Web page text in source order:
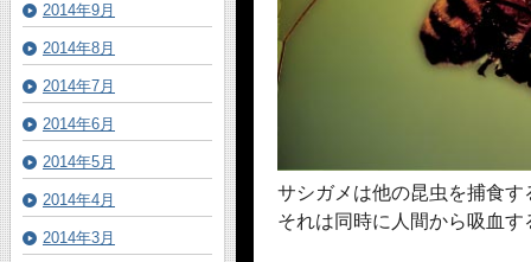
サシガメは他の昆虫を捕食
それは同時に人間から吸血
2014年9月
2014年8月
2014年7月
2014年6月
2014年5月
2014年4月
2014年3月